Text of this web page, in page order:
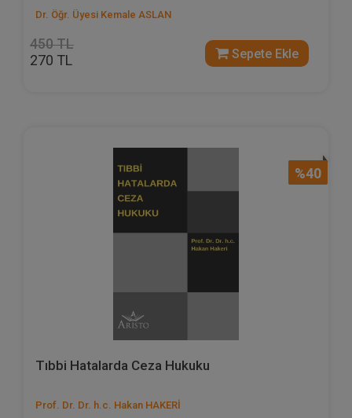
Dr. Öğr. Üyesi Kemale ASLAN
450 TL
270 TL Sepete Ekle
%40
Tıbbi Hatalarda Ceza Hukuku
Prof. Dr. Dr. h.c. Hakan HAKERİ